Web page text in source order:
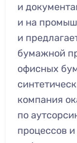
и
и на
и
бумажной
офисных
компания
по
процессов